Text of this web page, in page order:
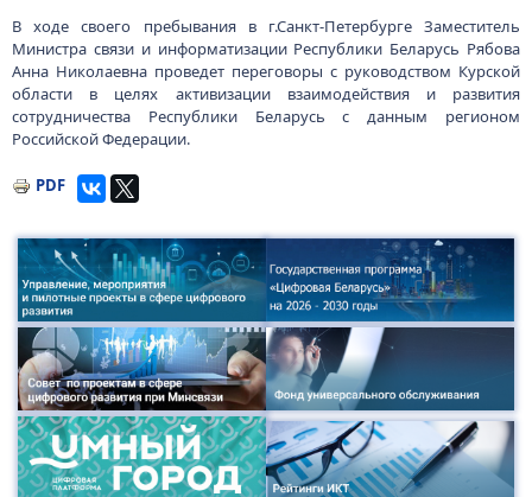
В ходе своего пребывания в г.Санкт-Петербурге Заместитель
Министра связи и информатизации Республики Беларусь Рябова
Анна Николаевна проведет переговоры с руководством Курской
области в целях активизации взаимодействия и развития
сотрудничества Республики Беларусь с данным регионом
Российской Федерации.
PDF